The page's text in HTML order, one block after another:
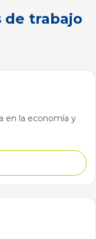
de trabajo
en la economía y